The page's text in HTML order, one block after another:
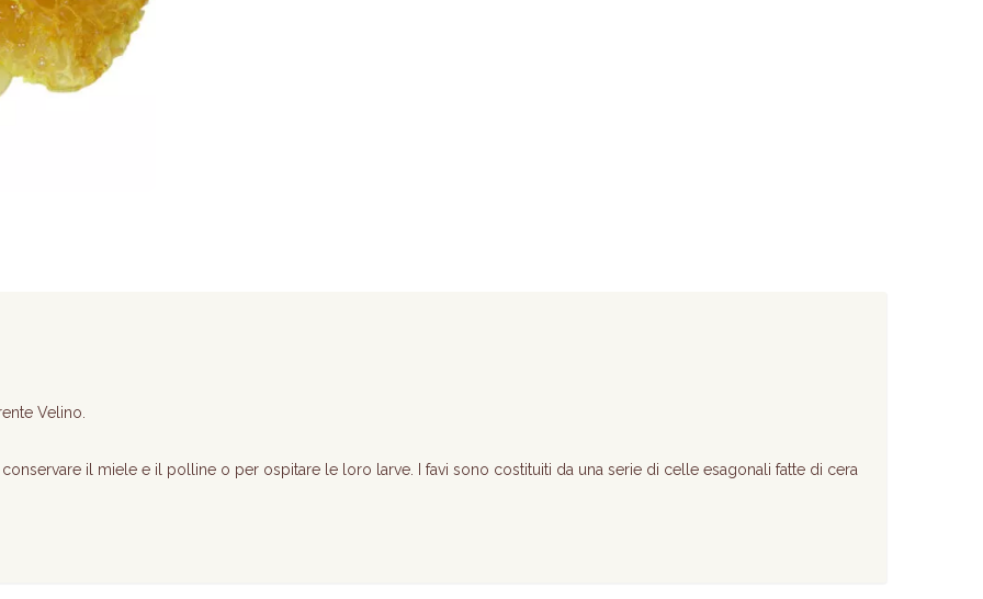
Velino.
il miele e il polline o per ospitare le loro larve. I favi sono costituiti da una serie di celle esagonali fatte di cera